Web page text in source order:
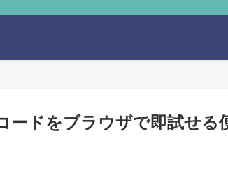
ードをブラウザで即試せる